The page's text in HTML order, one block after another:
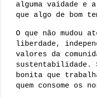
alguma vaidade e
que algo de bom
O que não mudou
liberdade,
valores da
sustentabilidade.
bonita que
quem consome os